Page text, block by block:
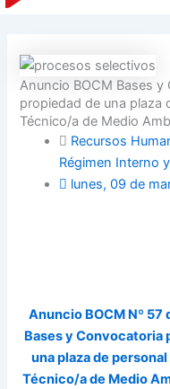
Anuncio BOCM Bases
propiedad de una plaza
Técnico/a de Medio
Recursos
Régimen Interno
lunes, 09 de
Anuncio BOCM Nº 57
Bases y Convocatoria
una plaza de
Técnico/a de Medio